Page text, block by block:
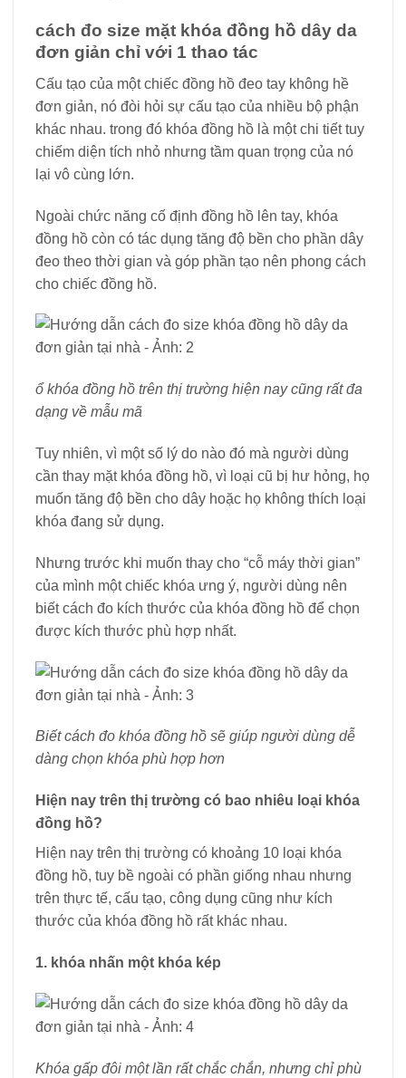
cách đo size mặt khóa đồng hồ dây da
đơn giản chỉ với 1 thao tác
Cấu tạo của một chiếc đồng hồ đeo tay không hề
đơn giản, nó đòi hỏi sự cấu tạo của nhiều bộ phận
khác nhau. trong đó khóa đồng hồ là một chi tiết tuy
chiếm diện tích nhỏ nhưng tầm quan trọng của nó
lại vô cùng lớn.
Ngoài chức năng cố định đồng hồ lên tay, khóa
đồng hồ còn có tác dụng tăng độ bền cho phần dây
đeo theo thời gian và góp phần tạo nên phong cách
cho chiếc đồng hồ.
ổ khóa đồng hồ trên thị trường hiện nay cũng rất đa
dạng về mẫu mã
Tuy nhiên, vì một số lý do nào đó mà người dùng
cần thay mặt khóa đồng hồ, vì loại cũ bị hư hỏng, họ
muốn tăng độ bền cho dây hoặc họ không thích loại
khóa đang sử dụng.
Nhưng trước khi muốn thay cho “cỗ máy thời gian”
của mình một chiếc khóa ưng ý, người dùng nên
biết cách đo kích thước của khóa đồng hồ để chọn
được kích thước phù hợp nhất.
Biết cách đo khóa đồng hồ sẽ giúp người dùng dễ
dàng chọn khóa phù hợp hơn
Hiện nay trên thị trường có bao nhiêu loại khóa
đồng hồ?
Hiện nay trên thị trường có khoảng 10 loại khóa
đồng hồ, tuy bề ngoài có phần giống nhau nhưng
trên thực tế, cấu tạo, công dụng cũng như kích
thước của khóa đồng hồ rất khác nhau.
1. khóa nhấn một khóa kép
Khóa gấp đôi một lần rất chắc chắn, nhưng chỉ phù